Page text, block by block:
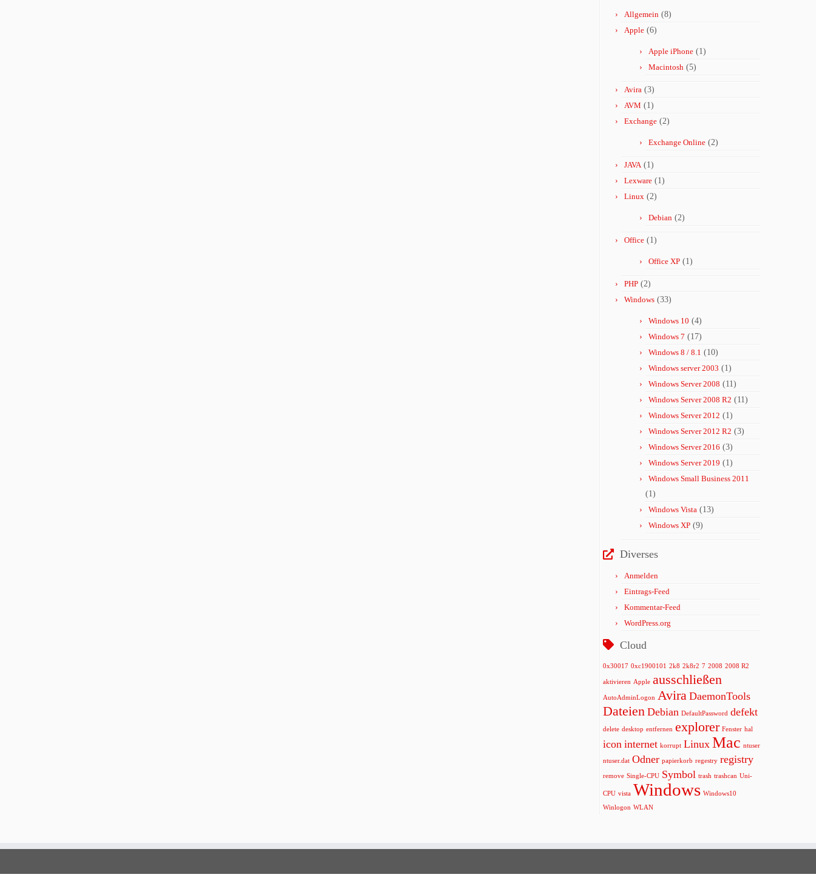
Allgemein (8)
Apple (6)
Apple iPhone (1)
Macintosh (5)
Avira (3)
AVM (1)
Exchange (2)
Exchange Online (2)
JAVA(1)
Lexware (1)
Linux (2)
Debian (2)
Office (1)
Office XP (1)
PHP (2)
Windows (33)
Windows 10 (4)
Windows 7 (17)
Windows 8 / 8.1 (10)
Windows server 2003 (1)
Windows Server 2008 (11)
Windows Server 2008 R2 (11)
Windows Server 2012 (1)
Windows Server 2012 R2 (3)
Windows Server 2016 (3)
Windows Server 2019 (1)
Windows Small Business 2011
(1)
Windows Vista (13)
Windows XP (9)
Diverses
Anmelden
Eintrags-Feed
Kommentar-Feed
WordPress.org
Cloud
0x30017 0xc1900101 2k8 2k8r2 7 2008 2008 R2
aktivieren Apple ausschließen
AutoAdminLogon Avira DaemonTools
Dateien Debian DefaultPassword defekt
delete desktop entfernen explorer Fenster hal
icon internet korrupt Linux Mac ntuser
ntuser.dat Odner papierkorb regestry registry
remove Single-CPU Symbol trash trashcan Uni-
CPU vista Windows Windows10
Winlogon WLAN